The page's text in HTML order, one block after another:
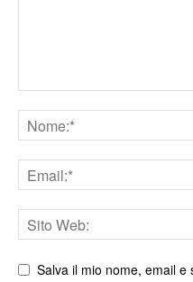
Nome
Email
Sito
web
Salva il mio nome, email